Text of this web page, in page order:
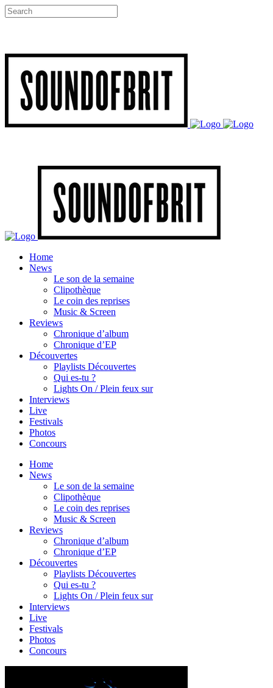
Home
News
Le son de la semaine
Clipothèque
Le coin des reprises
Music & Screen
Reviews
Chronique d’album
Chronique d’EP
Découvertes
Playlists Découvertes
Qui es-tu ?
Lights On / Plein feux sur
Interviews
Live
Festivals
Photos
Concours
Home
News
Le son de la semaine
Clipothèque
Le coin des reprises
Music & Screen
Reviews
Chronique d’album
Chronique d’EP
Découvertes
Playlists Découvertes
Qui es-tu ?
Lights On / Plein feux sur
Interviews
Live
Festivals
Photos
Concours